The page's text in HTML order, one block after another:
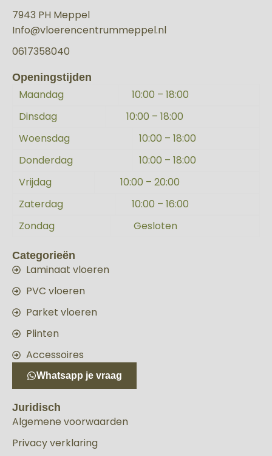
7943 PH Meppel
Info@vloerencentrummeppel.nl
0617358040
Openingstijden
Maandag
10:00 – 18:00
Dinsdag
10:00 – 18:00
Woensdag
10:00 – 18:00
Donderdag
10:00 – 18:00
Vrijdag
10:00 – 20:00
Zaterdag
10:00 – 16:00
Zondag
Gesloten
Categorieën
Laminaat vloeren
PVC vloeren
Parket vloeren
Plinten
Accessoires
Whatsapp je vraag
Juridisch
Algemene voorwaarden
Privacy verklaring